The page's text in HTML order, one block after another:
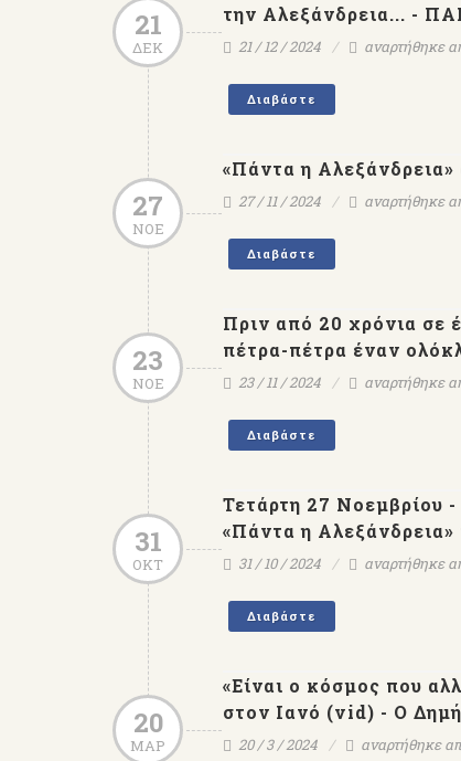
21
ΔΕΚ
την Αλεξάνδρεια... -
21 / 12 / 2024 αναρτήθηκε
Διαβάστε
27
ΝΟΕ
«Πάντα η Αλεξάνδρεια»
27 / 11 / 2024 αναρτήθηκε
Διαβάστε
23
ΝΟΕ
Πριν από 20 χρόνια σε
πέτρα-πέτρα έναν
23 / 11 / 2024 αναρτήθηκε
Διαβάστε
31
ΟΚΤ
Τετάρτη 27 Νοεμβρίου
«Πάντα η
31 / 10 / 2024 αναρτήθηκε
Διαβάστε
20
ΜΑΡ
«Είναι ο κόσμος που
στον Ιανό (vid) - Ο
20 / 3 / 2024 αναρτήθηκε
του Γαλλικού